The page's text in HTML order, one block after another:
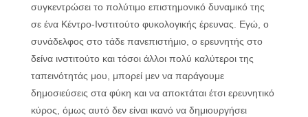
συγκεντρώσει το πολύτιμο επιστημονικό δυναμικό της
σε ένα Κέντρο-Ινστιτούτο φυκολογικής έρευνας. Εγώ, ο
συνάδελφος στο τάδε πανεπιστήμιο, ο ερευνητής στο
δείνα ινστιτούτο και τόσοι άλλοι πολύ καλύτεροι της
ταπεινότητάς μου, μπορεί μεν να παράγουμε
δημοσιεύσεις στα φύκη και να αποκτάται έτσι ερευνητικό
κύρος, όμως αυτό δεν είναι ικανό να δημιουργήσει